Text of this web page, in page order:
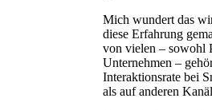
Mich wundert das
diese Erfahrung
von vielen – sowohl
Unternehmen –
Interaktionsrate bei
als auf anderen